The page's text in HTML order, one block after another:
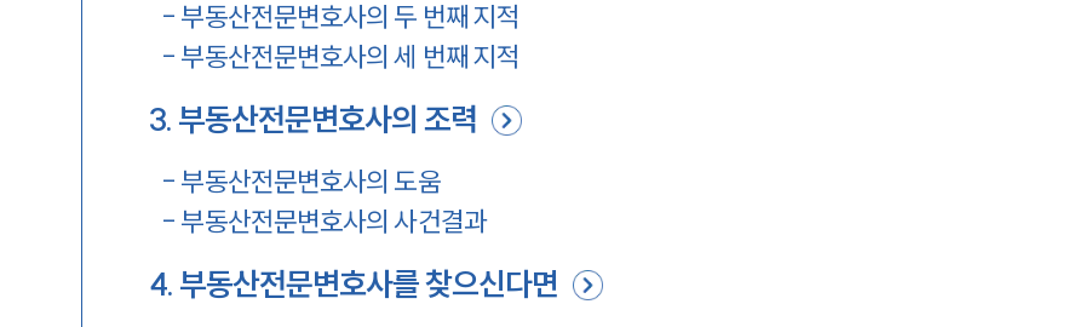
- 부동산전문변호사의 두 번째 지적
- 부동산전문변호사의 세 번째 지적
3. 부동산전문변호사의 조력
- 부동산전문변호사의 도움
- 부동산전문변호사의 사건결과
4. 부동산전문변호사를 찾으신다면